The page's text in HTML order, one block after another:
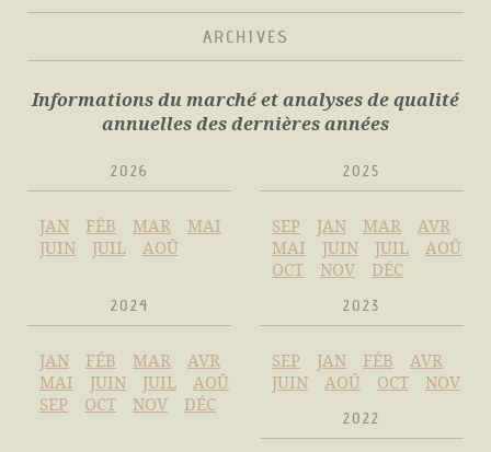
ARCHIVES
Informations du marché et analyses de qualité
annuelles des dernières années
2026
JAN FÉB MAR
MAI
JUIN
JUIL AOÛ
2025
SEP JAN MAR
AVR
MAI
JUIN JUIL
AOÛ
OCT
NOV DÉC
2024
JAN FÉB MAR
AVR
MAI
JUIN JUIL
AOÛ
SEP
OCT NOV DÉC
2023
SEP JAN FÉB
AVR
JUIN
AOÛ OCT NOV
2022